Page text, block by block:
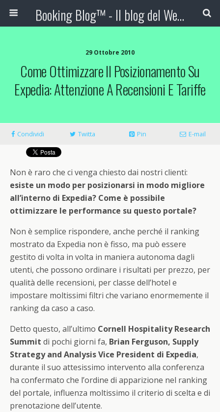
Booking Blog™ - Il blog del Web Marketing Turistico
29 Ottobre 2010
Come Ottimizzare Il Posizionamento Su
Expedia: Attenzione A Recensioni E Tariffe
Condividi Twitta Pin E-mail
Non è raro che ci venga chiesto dai nostri clienti:
esiste un modo per posizionarsi in modo migliore
all’interno di Expedia? Come è possibile
ottimizzare le performance su questo portale?
Non è semplice rispondere, anche perché il ranking
mostrato da Expedia non è fisso, ma può essere
gestito di volta in volta in maniera autonoma dagli
utenti, che possono ordinare i risultati per prezzo, per
qualità delle recensioni, per classe dell’hotel e
impostare moltissimi filtri che variano enormemente il
ranking da caso a caso.
Detto questo, all’ultimo Cornell Hospitality Research
Summit di pochi giorni fa, Brian Ferguson, Supply
Strategy and Analysis Vice President di Expedia,
durante il suo attesissimo intervento alla conferenza
ha confermato che l’ordine di apparizione nel ranking
del portale, influenza moltissimo il criterio di scelta e di
prenotazione dell’utente.